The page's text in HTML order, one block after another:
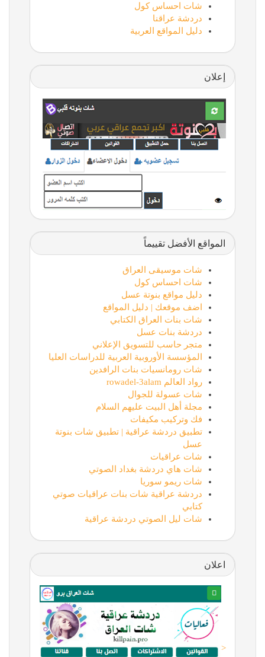
شات احساس كول
دردشة عراقنا
دليل المواقع العربية
إعلان
المواقع الأفضل تقييماً
شات موسيقى العراق
شات احساس كول
دليل مواقع بنوتة عسل
اضف موقعك | دليل المواقع
شات بنات العراق الكتابي
دردشة بنات عسل
متجر حاسب للتسويق الإعلاني
المؤسسة الأوروبية العربية للدراسات العليا
شات رومانسيات بنات الرافدين
رواد العالم rowadel-3alam
شات عسولة للجوال
مجلة أهل البيت عليهم السلام
فك وتركيب مكيفات
تطبيق دردشة عراقية | تطبيق شات بنوتة
عسل
شات عراقيات
شات هاي دردشة بغداد الصوتي
شات ريمو سوريا
دردشة عراقية شات بنات عراقيات صوتي
كتابي
شات ليل الصوتي دردشة عراقية
اعلان
<